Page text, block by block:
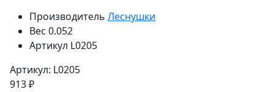
Производитель Леснушки
Вес 0.052
Артикул L0205
Артикул: L0205
913 ₽